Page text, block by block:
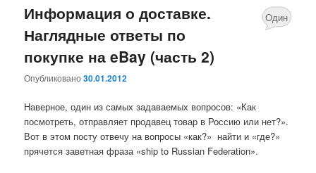
Информация о доставке.
Наглядные ответы по
покупке на eBay (часть 2)
Опубликовано30.01.2012
Один
Наверное, один из самых задаваемых вопросов: «Как
посмотреть, отправляет продавец товар в Россию или нет?».
Вот в этом посту отвечу на вопросы «как?» найти и «где?»
прячется заветная фраза «ship to Russian Federation».